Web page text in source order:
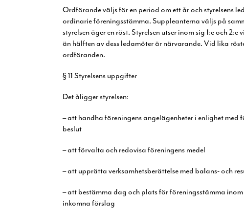
Ordförande väljs för en period om ett år och styrelsens
ordinarie föreningsstämma. Suppleanterna väljs på
styrelsen äger en röst. Styrelsen utser inom sig 1:e och 2:e
än hälften av dess ledamöter är närvarande. Vid lika
ordföranden.
§ 11 Styrelsens uppgifter
Det åligger styrelsen:
– att handha föreningens angelägenheter i enlighet med
beslut
– att förvalta och redovisa föreningens medel
– att upprätta verksamhetsberättelse med balans- och
– att bestämma dag och plats för föreningsstämma
inkomna förslag